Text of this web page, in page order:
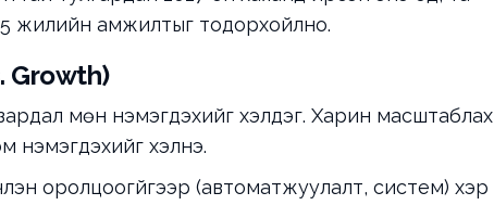
жилийн амжилтыг тодорхойлно.
Growth)
мөн нэмэгдэхийг хэлдэг. Харин масштаблах
нэмэгдэхийг хэлнэ.
оролцоогүйгээр (автоматжуулалт, систем) хэр